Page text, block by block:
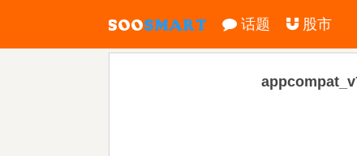
话题 股市